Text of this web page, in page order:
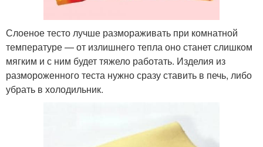
Слоеное тесто лучше размораживать при комнатной
температуре — от излишнего тепла оно станет слишком
мягким и с ним будет тяжело работать. Изделия из
размороженного теста нужно сразу ставить в печь, либо
убрать в холодильник.